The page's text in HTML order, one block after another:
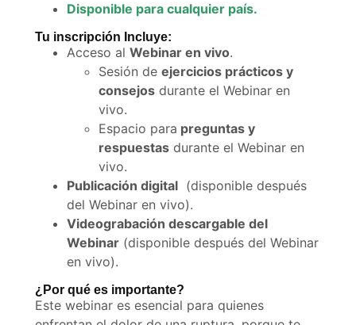
Disponible para cualquier país.
Tu inscripción Incluye:
Acceso al Webinar en vivo.
Sesión de ejercicios prácticos y
consejos durante el Webinar en
vivo.
Espacio para preguntas y
respuestas durante el Webinar en
vivo.
Publicación digital (disponible después
del Webinar en vivo).
Videograbación descargable del
Webinar (disponible después del Webinar
en vivo).
¿Por qué es importante?
Este webinar es esencial para quienes